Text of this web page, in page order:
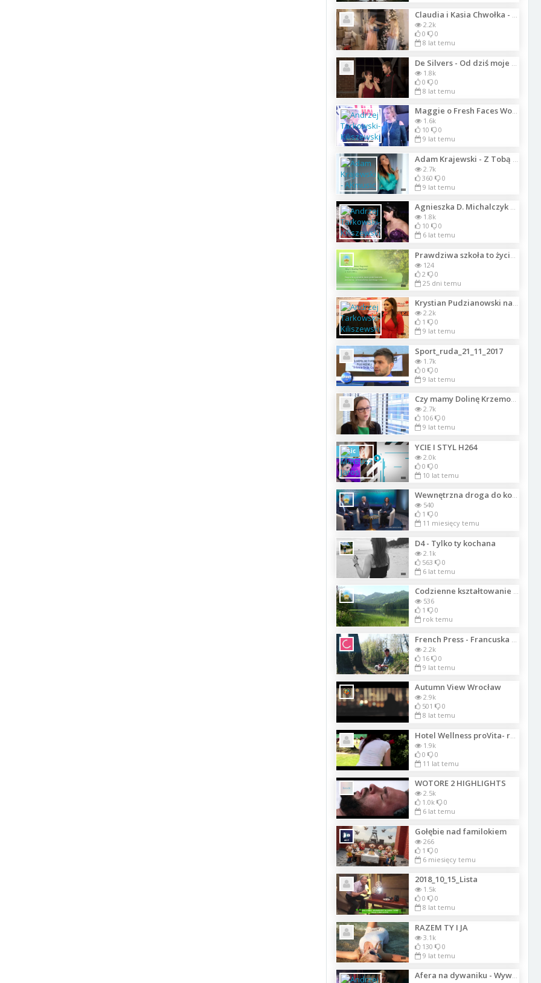
Claudia i Kasia Chwołka - Serce Wigilijnej Nocy
2.2k
0
0
8 lat temu
1.8k
0
0
8 lat temu
Maggie o Fresh Faces World 2017 Warszawa
1.6k
10
0
9 lat temu
2.7k
360
0
9 lat temu
Agnieszka D. Michalczyk o udziale Debiutantek w Opernball-Debutantenparty bei Sc
1.8k
10
0
6 lat temu
124
2
0
25 dni temu
Krystian Pudzianowski na pokazie -Piękne nad Życie-
2.2k
1
0
9 lat temu
Sport_ruda_21_11_2017
1.7k
0
0
9 lat temu
Czy mamy Dolinę Krzemową? Sprawdź mapę innowacyjności Polski
2.7k
106
0
9 lat temu
Szkic YCIE I STYL H264
2.0k
0
0
10 lat temu
Wewnętrzna droga do kosmicznej świadomości. Część 16
540
1
0
11 miesięcy temu
D4 - Tylko ty kochana
2.1k
563
0
6 lat temu
Codzienne kształtowanie życia. Część 08
536
1
0
rok temu
2.2k
16
0
9 lat temu
Autumn View Wrocław
2.9k
501
0
8 lat temu
1.9k
0
0
11 lat temu
WOTORE 2 HIGHLIGHTS
2.5k
1.0k
0
6 lat temu
Gołębie nad familokiem
266
1
0
6 miesięcy temu
2018_10_15_Lista
1.5k
0
0
8 lat temu
RAZEM TY I JA
3.1k
130
0
9 lat temu
Afera na dywaniku - Wywiad z Izabela Kisio-Skorupa